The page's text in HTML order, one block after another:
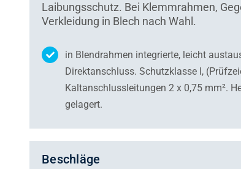
Laibungsschutz. Bei Klemmrahmen,
Verkleidung in Blech nach Wahl.
in Blendrahmen integrierte, leicht
Direktanschluss. Schutzklasse I,
Kaltanschlussleitungen 2 x 0,75 mm².
gelagert.
Beschläge